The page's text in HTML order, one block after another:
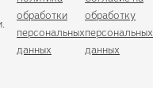
обработки
персональных
данных
обработку
персональных
данных